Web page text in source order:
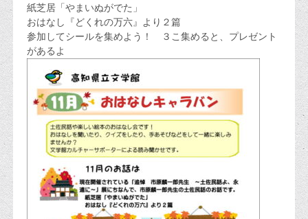
紙芝居「やまいぬがでた」
おはなし『どくれの万六』より２篇
参加してシールを集めよう！ ３こ集めると、プレゼント
があるよ